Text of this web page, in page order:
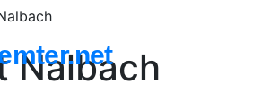
Nalbach